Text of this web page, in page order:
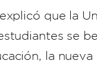
que la
se
la